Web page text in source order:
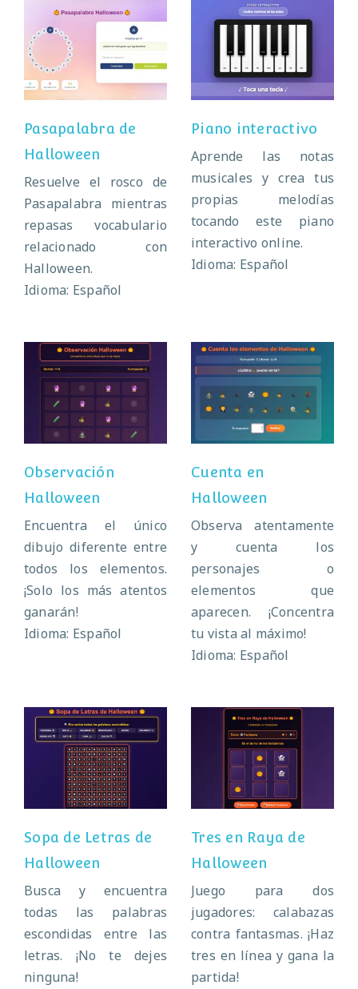
Pasapalabra de
Halloween
Pasapalabra de
Halloween
Resuelve el rosco de
Pasapalabra mientras
repasas vocabulario
relacionado con
Halloween.
Idioma: Español
Piano interactivo
Piano interactivo
Aprende las notas
musicales y crea tus
propias melodías
tocando este piano
interactivo online.
Idioma: Español
Observación
Halloween
Observación
Halloween
Encuentra el único
dibujo diferente entre
todos los elementos.
¡Solo los más atentos
ganarán!
Idioma: Español
Cuenta en
Halloween
Cuenta en
Halloween
Observa atentamente
y cuenta los
personajes o
elementos que
aparecen. ¡Concentra
tu vista al máximo!
Idioma: Español
Sopa de Letras
de Halloween
Sopa de Letras de
Halloween
Busca y encuentra
todas las palabras
escondidas entre las
letras. ¡No te dejes
ninguna!
Tres en Raya de
Halloween
Tres en Raya de
Halloween
Juego para dos
jugadores: calabazas
contra fantasmas. ¡Haz
tres en línea y gana la
partida!